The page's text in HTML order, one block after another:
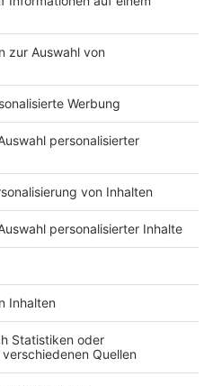
gemerkt
ROCK ANTENNE
Region wechseln